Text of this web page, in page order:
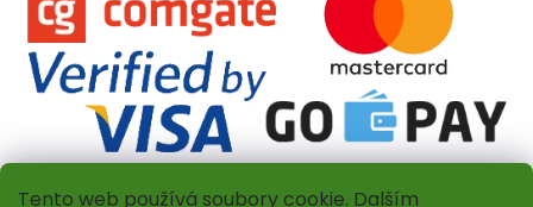
Tento web používá soubory cookie. Dalším